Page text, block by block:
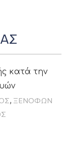
κατά την
, ΞΕΝOΦΏΝ